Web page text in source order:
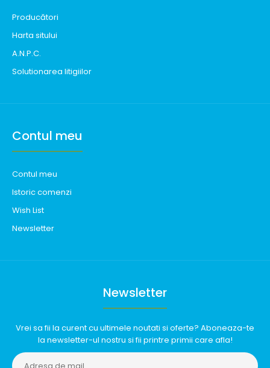
Producători
Harta sitului
A.N.P.C.
Solutionarea litigiilor
Contul meu
Contul meu
Istoric comenzi
Wish List
Newsletter
Newsletter
Vrei sa fii la curent cu ultimele noutati si oferte? Aboneaza-te
la newsletter-ul nostru si fii printre primii care afla!